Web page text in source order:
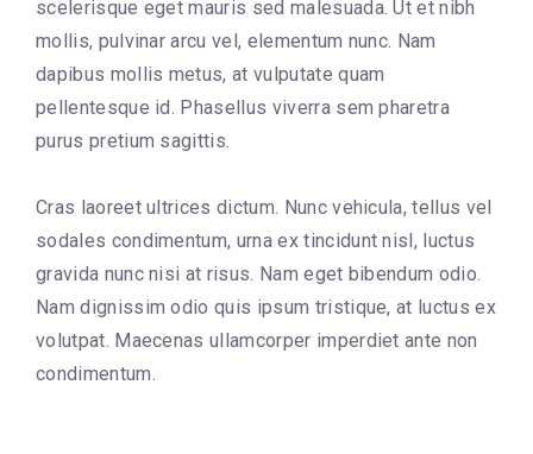
scelerisque eget mauris sed malesuada. Ut et nibh
mollis, pulvinar arcu vel, elementum nunc. Nam
dapibus mollis metus, at vulputate quam
pellentesque id. Phasellus viverra sem pharetra
purus pretium sagittis.
Cras laoreet ultrices dictum. Nunc vehicula, tellus vel
sodales condimentum, urna ex tincidunt nisl, luctus
gravida nunc nisi at risus. Nam eget bibendum odio.
Nam dignissim odio quis ipsum tristique, at luctus ex
volutpat. Maecenas ullamcorper imperdiet ante non
condimentum.